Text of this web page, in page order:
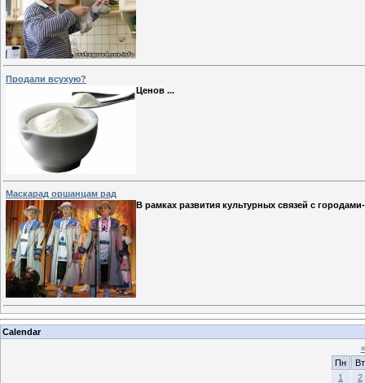
Продали всухую?
Ценов ...
Маскарад оршанцам рад
В рамках развития культурных связей с
Calendar
«
Пн
Вт
1
2